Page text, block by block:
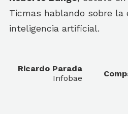
Ticmas hablando sobre la
inteligencia artificial.
Ricardo Parada
Infobae